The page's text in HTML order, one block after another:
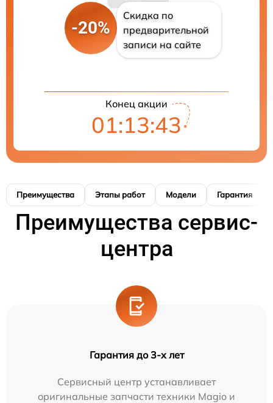
-20%
Скидка по
предварительной
записи на сайте
Конец акции
01:13:42
Преимущества Этапы работ Модели Гарантия
Преимущества сервис-
центра
Гарантия до 3-х лет
Сервисный центр устанавливает
оригинальные запчасти техники Magio и